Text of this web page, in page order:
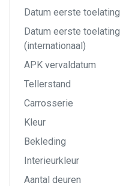
Datum eerste toelating
Datum eerste toelating
(internationaal)
APK vervaldatum
Tellerstand
Carrosserie
Kleur
Bekleding
Interieurkleur
Aantal deuren